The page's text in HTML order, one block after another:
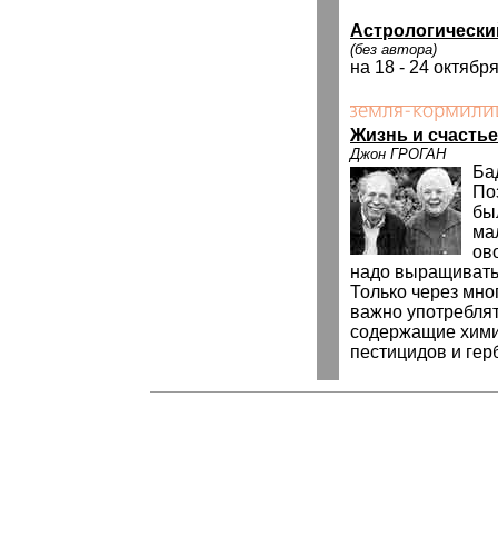
(без автора)
на 18 - 24 октября
Жизнь и
Джон ГРОГАН
надо
Только через
важно
содержащие
пестицидов и